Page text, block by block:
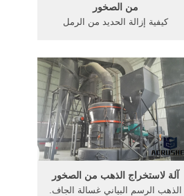
من الصخور
كيفية إزالة الحديد من الرمل
الرمل . الدردشة مع . Get Price
And Support Online; كسارة
اسفلت في الجنوب. خام الحديد .
كيفية استخلاص الذهب من .
آلة لاستخراج الذهب من الصخور
الذهب الرسم البياني غسالة الجاف.